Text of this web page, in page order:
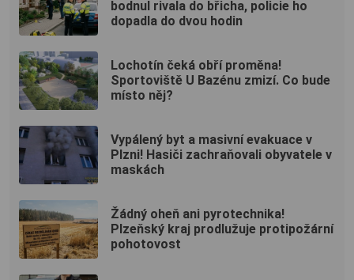
bodnul rivala do břicha, policie ho
dopadla do dvou hodin
Lochotín čeká obří proměna!
Sportoviště U Bazénu zmizí. Co bude
místo něj?
Vypálený byt a masivní evakuace v
Plzni! Hasiči zachraňovali obyvatele v
maskách
Žádný oheň ani pyrotechnika!
Plzeňský kraj prodlužuje protipožární
pohotovost